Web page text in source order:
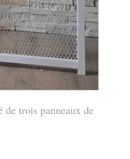
de trois panneaux de